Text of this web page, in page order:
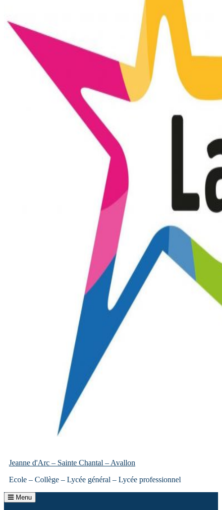
Jeanne d'Arc – Sainte Chantal – Avallon
Ecole – Collège – Lycée général – Lycée professionnel
Menu